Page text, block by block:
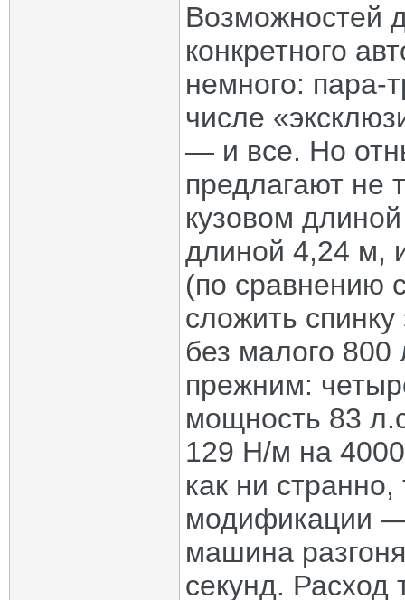
Возможностей
конкретного
немного: пара-
числе
— и все. Но
предлагают не
кузовом
длиной 4,24 м,
(по сравнению
сложить
без малого 800
прежним:
мощность 83
129 Н/м на
как ни
модификации
машина
секунд. Расход